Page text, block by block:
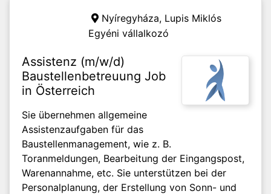
Nyíregyháza, Lupis Miklós
Egyéni vállalkozó
Assistenz (m/w/d)
Baustellenbetreuung Job
in Österreich
Sie übernehmen allgemeine
Assistenzaufgaben für das
Baustellenmanagement, wie z. B.
Toranmeldungen, Bearbeitung der Eingangspost,
Warenannahme, etc. Sie unterstützen bei der
Personalplanung, der Erstellung von Sonn- und